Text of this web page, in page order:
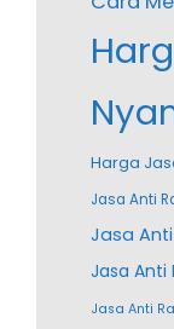
Harga
Jasa Anti
Jasa
Jasa Anti
Jasa Anti